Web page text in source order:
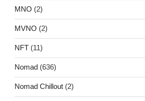
MNO (2)
MVNO (2)
NFT (11)
Nomad (636)
Nomad Chillout (2)